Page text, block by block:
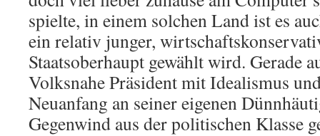
spielte, in einem solchen Land ist es
ein relativ junger,
Staatsoberhaupt gewählt wird. Gerade
Volksnahe Präsident mit Idealismus
Neuanfang an seiner eigenen
Gegenwind aus der politischen Klasse